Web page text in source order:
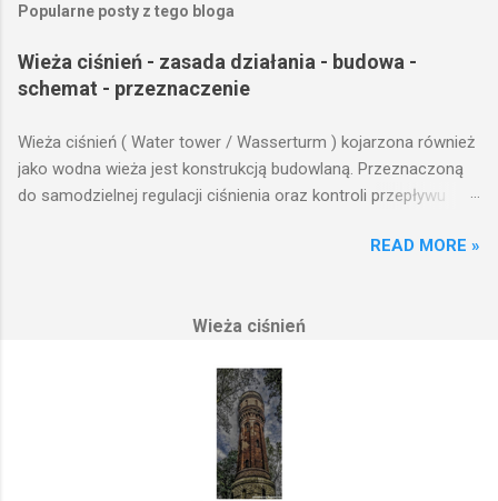
Popularne posty z tego bloga
Wieża ciśnień - zasada działania - budowa -
schemat - przeznaczenie
Wieża ciśnień ( Water tower / Wasserturm ) kojarzona również
jako wodna wieża jest konstrukcją budowlaną. Przeznaczoną
do samodzielnej regulacji ciśnienia oraz kontroli przepływu
na którym została wzniesiona. Wieża ciśnień jest obiektem
fundamenty modułu infrastruktury wodnej, zaplanowanej dla
Podstawową funkcją wież ciśnień jest zwiększanie ciśnienia
wody do dystrybucji. Zasada działania wieży ciśnień Cechą
priorytetową przy projektowaniu wieży ciśnień jest wyszukanie
odpowiedniego terenu pod przyszłe fundamenty obiektu.
Konstrukcja, aby mogła być w pełni funkcjonalna musi zostać
READ MORE »
Wieża ciśnień